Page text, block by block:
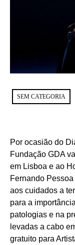
SEM CATEGORIA
Por ocasião do
Fundação GDA
em Lisboa e ao
Fernando
aos cuidados a
para a
patologias e na
levadas a cabo
gratuito para